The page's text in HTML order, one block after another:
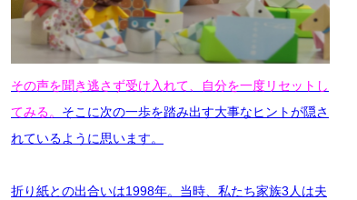
その声を聞き逃さず受け入れて、自分を一度リセットし
てみる。 そこに次の一歩を踏み出す大事なヒントが隠さ
れているように思います。
折り紙との出合いは1998年。当時、私たち家族3人は夫